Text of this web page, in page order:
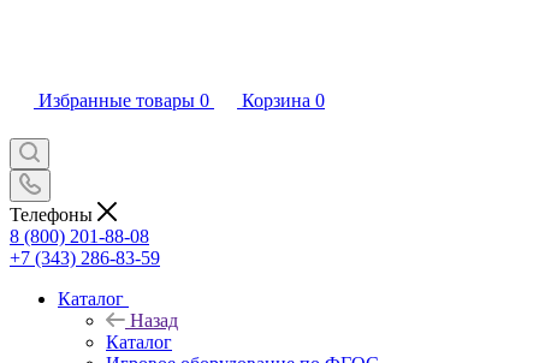
Избранные товары 0 Корзина 0
Телефоны
8 (800) 201-88-08
+7 (343) 286-83-59
Каталог
Назад
Каталог